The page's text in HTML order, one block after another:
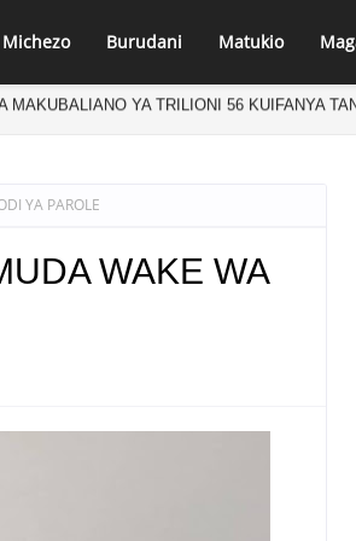
Michezo Burudani Matukio
ZA ARU
YA PAROLE
WAKE WA